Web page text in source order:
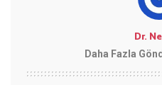
Dr.
Daha Fazla